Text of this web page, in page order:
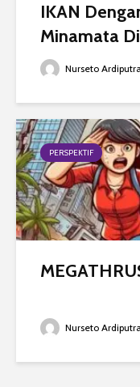
IKAN
Minamata
Nurseto
PERSPEKTIF
Nurseto